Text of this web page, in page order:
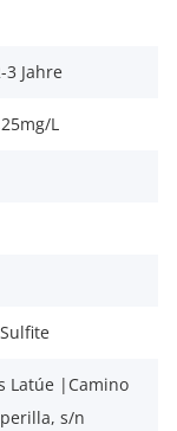
3 Jahre
L
Latúe |Camino
s/n